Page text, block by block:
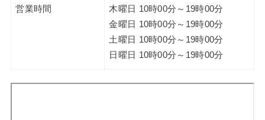
営業時間
木曜日 10時00分～19時00分
金曜日 10時00分～19時00分
土曜日 10時00分～19時00分
日曜日 10時00分～19時00分